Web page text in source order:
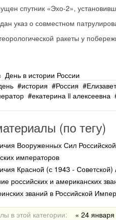
спутник «Эхо-2»,
указ о совместном
ракеты у
День в истории России
история Россия
екатерина ii алексеевна
(по тегу)
Вооруженных Сил
императоров
Красной (с 1943 -
российских и американских
званий в Российской
в этой категории: « 24 января